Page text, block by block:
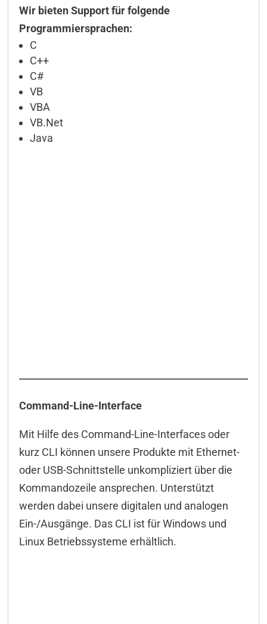
Wir bieten Support für folgende
Programmiersprachen:
C
C++
C#
VB
VBA
VB.Net
Java
Command-Line-Interface
Mit Hilfe des Command-Line-Interfaces oder
kurz CLI können unsere Produkte mit Ethernet-
oder USB-Schnittstelle unkompliziert über die
Kommandozeile ansprechen. Unterstützt
werden dabei unsere digitalen und analogen
Ein-/Ausgänge. Das CLI ist für Windows und
Linux Betriebssysteme erhältlich.